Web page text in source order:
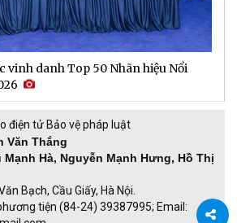
vinh danh Top 50 Nhãn hiệu Nổi
điện tử Bảo vệ pháp luật
Văn Thắng
Mạnh Hà, Nguyễn Mạnh Hưng, Hồ Thị
Bạch, Cầu Giấy, Hà Nội.
tiện (84-24) 39387995; Email: